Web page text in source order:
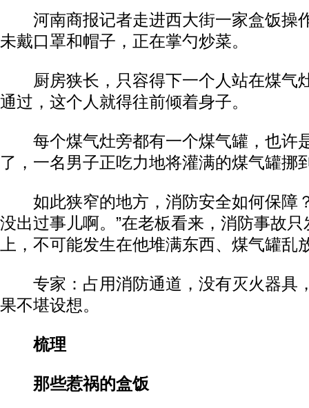
河南商报记者走进西大街一家盒饭操
未戴口罩和帽子，正在掌勺炒菜。
厨房狭长，只容得下一个人站在煤气
通过，这个人就得往前倾着身子。
每个煤气灶旁都有一个煤气罐，也许
了，一名男子正吃力地将灌满的煤气罐挪
如此狭窄的地方，消防安全如何保障
没出过事儿啊。”在老板看来，消防事故
上，不可能发生在他堆满东西、煤气罐乱
专家：占用消防通道，没有灭火器具
果不堪设想。
梳理
那些惹祸的盒饭